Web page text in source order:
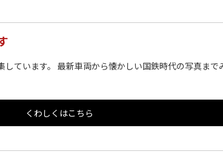
ています。 最新車両から懐かしい国鉄時代の写真まで
くわしくはこちら